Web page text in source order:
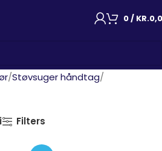
0/ KR.
Støvsuger håndtag
Filters